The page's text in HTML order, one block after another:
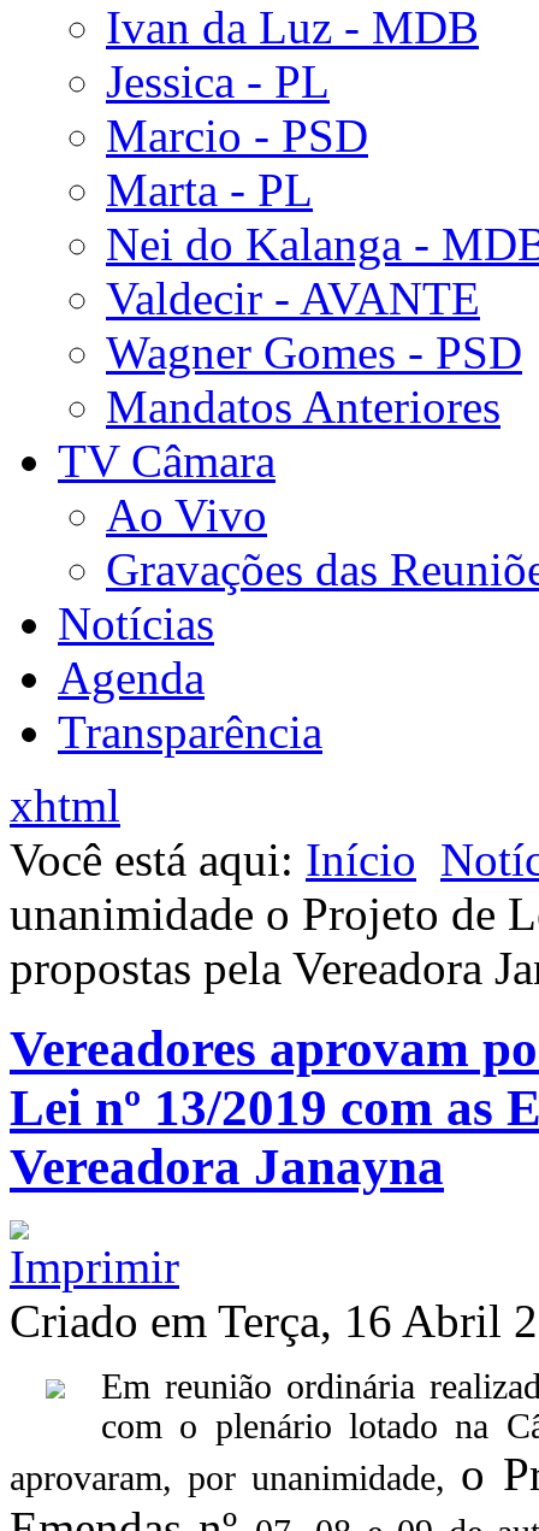
Ivan da Luz - MDB
Jessica - PL
Marcio - PSD
Marta - PL
Nei do Kalanga -
Valdecir - AVANTE
Wagner Gomes - PSD
Mandatos Anteriores
TV Câmara
Ao Vivo
Gravações das
Notícias
Agenda
Transparência
xhtml
Você está aqui: Início
unanimidade o Projeto de
propostas pela Vereadora
Vereadores aprovam
Lei nº 13/2019 com as
Vereadora Janayna
Criado em Terça, 16 Abril
Em reunião ordinária
com o plenário lotado na
aprovaram, por unanimidade, o